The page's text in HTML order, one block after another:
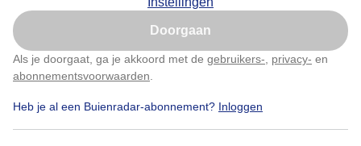
Doorgaan
Als je doorgaat, ga je akkoord met de gebruikers- privacy- en
abonnementsvoorwaarden
Heb je al een Buienradar-abonnement? Inloggen
Veel zon hoge sluierwolken rodeklaprozen
Door: ria brasser Gemaakt: 20-05-2025, 39x bekeken
Nu niet, misschien later
Klik hierom dit aan te passen